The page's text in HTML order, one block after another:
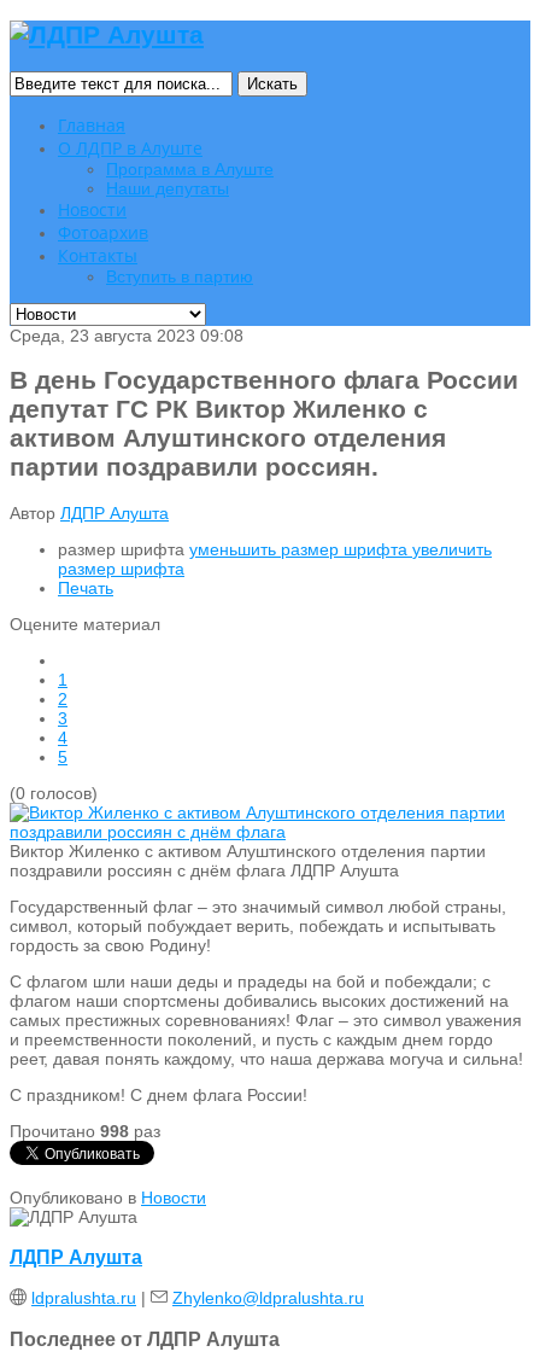
Искать
Главная
О ЛДПР в Алуште
Программа в Алуште
Наши депутаты
Новости
Фотоархив
Контакты
Вступить в партию
Среда, 23 августа 2023 09:08
В день Государственного флага России
депутат ГС РК Виктор Жиленко с
активом Алуштинского отделения
партии поздравили россиян.
Автор ЛДПР Алушта
размер шрифта уменьшить размер шрифта увеличить
размер шрифта
Печать
Оцените материал
1
2
3
4
5
(0 голосов)
Виктор Жиленко с активом Алуштинского отделения партии
поздравили россиян с днём флага ЛДПР Алушта
Государственный флаг – это значимый символ любой страны,
символ, который побуждает верить, побеждать и испытывать
гордость за свою Родину!
С флагом шли наши деды и прадеды на бой и побеждали; с
флагом наши спортсмены добивались высоких достижений на
самых престижных соревнованиях! Флаг – это символ уважения
и преемственности поколений, и пусть с каждым днем гордо
реет, давая понять каждому, что наша держава могуча и сильна!
С праздником! С днем флага России!
Прочитано 998 раз
Опубликовано в Новости
ЛДПР Алушта
ldpralushta.ru | Zhylenko@ldpralushta.ru
Последнее от ЛДПР Алушта